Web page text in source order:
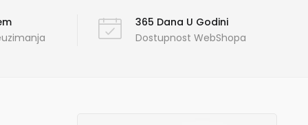
365 Dana U Godini
Dostupnost WebShopa